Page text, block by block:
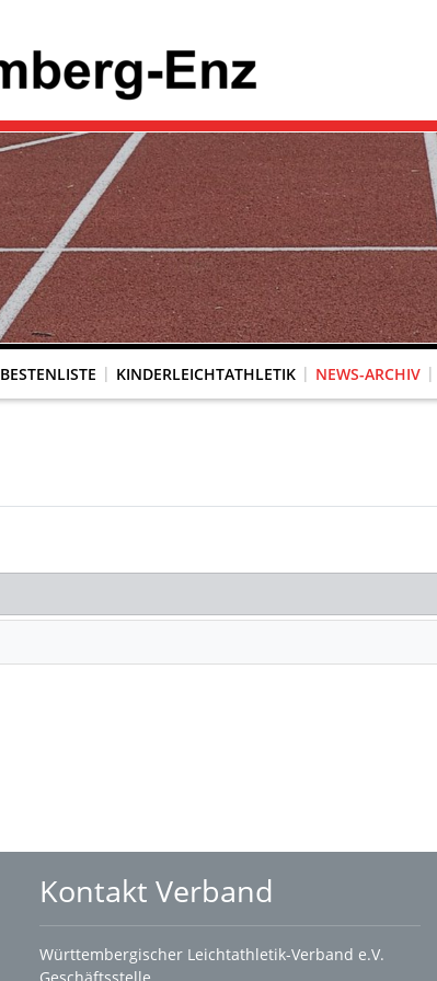
BESTENLISTE KINDERLEICHTATHLETIK NEWS-ARCHIV
Kontakt Verband
Württembergischer Leichtathletik-Verband e.V.